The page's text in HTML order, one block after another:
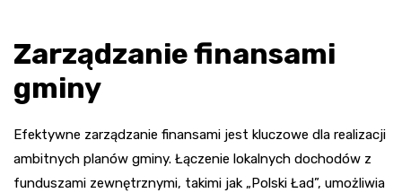
Zarządzanie finansami
gminy
Efektywne zarządzanie finansami jest kluczowe dla realizacji
ambitnych planów gminy. Łączenie lokalnych dochodów z
funduszami zewnętrznymi, takimi jak „Polski Ład”, umożliwia